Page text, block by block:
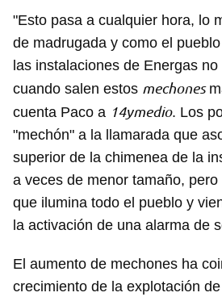
"Esto pasa a cualquier hora, lo
de madrugada y como el
las instalaciones de Energas
cuando salen estos mechones
cuenta Paco a 14ymedio. Los
"mechón" a la llamarada que
superior de la chimenea de la
a veces de menor tamaño,
que ilumina todo el pueblo y
la activación de una alarma de
El aumento de mechones ha
crecimiento de la explotación